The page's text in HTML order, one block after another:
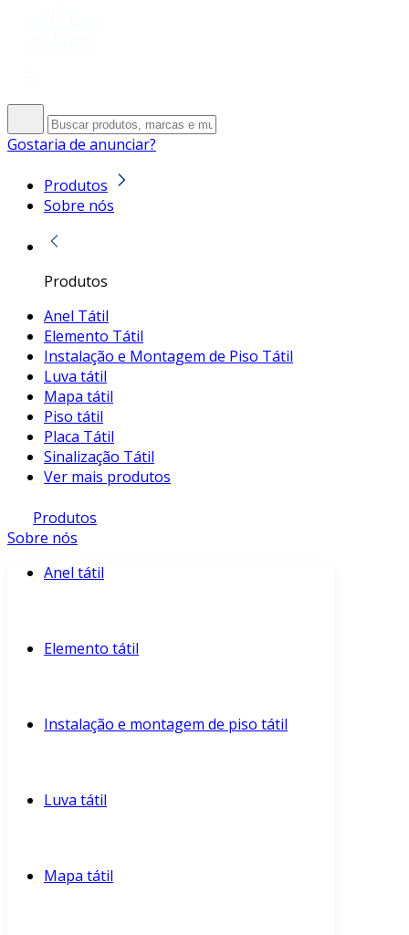
Gostaria de anunciar?
Produtos
Sobre nós
Produtos
Anel Tátil
Elemento Tátil
Instalação e Montagem de Piso Tátil
Luva tátil
Mapa tátil
Piso tátil
Placa Tátil
Sinalização Tátil
Ver mais produtos
Produtos
Sobre nós
Anel tátil
Elemento tátil
Instalação e montagem de piso tátil
Luva tátil
Mapa tátil